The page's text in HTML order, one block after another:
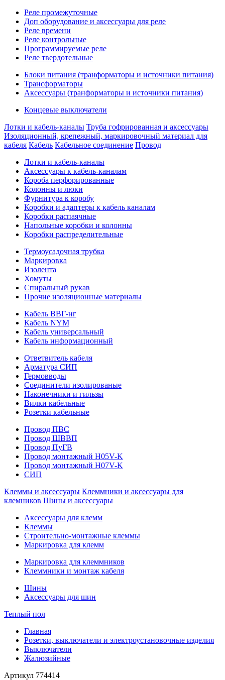
Реле промежуточные
Доп оборудование и аксессуары для реле
Реле времени
Реле контрольные
Программируемые реле
Реле твердотельные
Блоки питания (транформаторы и источники питания)
Трансформаторы
Аксессуары (транформаторы и источники питания)
Концевые выключатели
Лотки и кабель-каналы Труба гофрированная и аксессуары
Изоляционный, крепежный, маркировочный материал для
кабеля Кабель Кабельное соединение Провод
Лотки и кабель-каналы
Аксессуары к кабель-каналам
Короба перфорированные
Колонны и люки
Фурнитура к коробу
Коробки и адаптеры к кабель каналам
Коробки распаячные
Напольные коробки и колонны
Коробки распределительные
Термоусадочная трубка
Маркировка
Изолента
Хомуты
Спиральный рукав
Прочие изоляционные материалы
Кабель ВВГ-нг
Кабель NYM
Кабель универсальный
Кабель информационный
Ответвитель кабеля
Арматура СИП
Гермовводы
Соединители изолированые
Наконечники и гильзы
Вилки кабельные
Розетки кабельные
Провод ПВС
Провод ШВВП
Провод ПуГВ
Провод монтажный H05V-K
Провод монтажный H07V-K
СИП
Клеммы и аксессуары Клеммники и аксессуары для
клемников Шины и аксессуары
Аксессуары для клемм
Клеммы
Строительно-монтажные клеммы
Маркировка для клемм
Маркировка для клеммников
Клеммники и монтаж кабеля
Шины
Аксессуары для шин
Теплый пол
Главная
Розетки, выключатели и электроустановочные изделия
Выключатели
Жалюзийные
Артикул 774414